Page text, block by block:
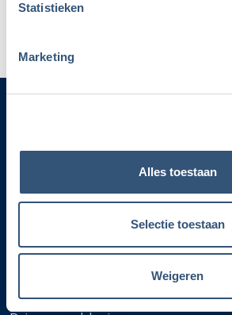
Statistieken
Marketing
Alles toestaan
Selectie toestaan
Weigeren
Voorwaarden lidmaatschap